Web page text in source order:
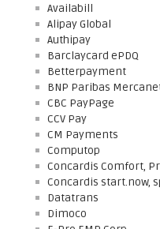
Availabill
Alipay Global
Authipay
Barclaycard ePDQ
Betterpayment
BNP Paribas
CBC PayPage
CCV Pay
CM Payments
Computop
Concardis Comfort,
Concardis start.now,
Datatrans
Dimoco